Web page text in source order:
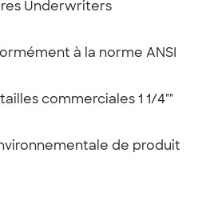
Underwriters
à la norme ANSI
commerciales 1 1/4""
de produit